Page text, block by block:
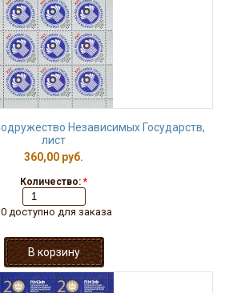
Независимых Государств,
лист
360,00 руб.
Количество: *
доступно для заказа